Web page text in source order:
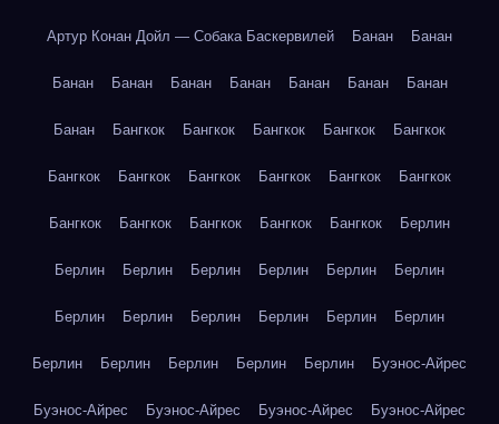
Артур Конан Дойл — Собака Баскервилей Банан Банан
Банан Банан Банан Банан Банан Банан Банан
Банан Бангкок Бангкок Бангкок Бангкок Бангкок
Бангкок Бангкок Бангкок Бангкок Бангкок Бангкок
Бангкок Бангкок Бангкок Бангкок Бангкок Берлин
Берлин Берлин Берлин Берлин Берлин Берлин
Берлин Берлин Берлин Берлин Берлин Берлин
Берлин Берлин Берлин Берлин Берлин Буэнос-Айрес
Буэнос-Айрес Буэнос-Айрес Буэнос-Айрес Буэнос-Айрес